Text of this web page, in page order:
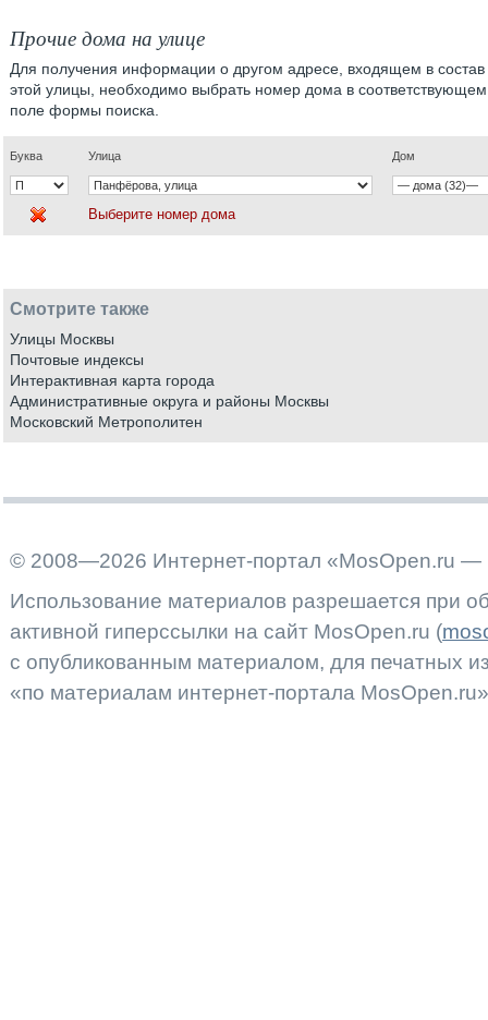
Прочие дома на улице
Для получения информации о другом адресе, входящем в состав
этой улицы, необходимо выбрать номер дома в соответствующем
поле формы поиска.
Буква Улица Дом
Выберите номер дома
Смотрите также
Улицы Москвы
Почтовые индексы
Интерактивная карта города
Административные округа и районы Москвы
Московский Метрополитен
© 2008—2026 Интернет-портал «MosOpen.ru —
Использование материалов разрешается при
активной гиперссылки на сайт MosOpen.ru (
с опубликованным материалом, для печатных
«по материалам интернет-портала